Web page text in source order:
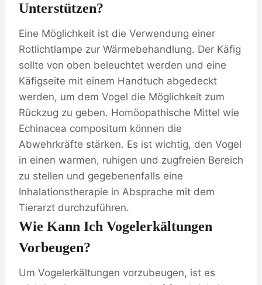
Unterstützen?
Eine Möglichkeit ist die Verwendung einer
Rotlichtlampe zur Wärmebehandlung. Der Käfig
sollte von oben beleuchtet werden und eine
Käfigseite mit einem Handtuch abgedeckt
werden, um dem Vogel die Möglichkeit zum
Rückzug zu geben. Homöopathische Mittel wie
Echinacea compositum können die
Abwehrkräfte stärken. Es ist wichtig, den Vogel
in einen warmen, ruhigen und zugfreien Bereich
zu stellen und gegebenenfalls eine
Inhalationstherapie in Absprache mit dem
Tierarzt durchzuführen.
Wie Kann Ich Vogelerkältungen
Vorbeugen?
Um Vogelerkältungen vorzubeugen, ist es